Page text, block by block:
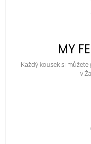
MY
Každý kousek si
v